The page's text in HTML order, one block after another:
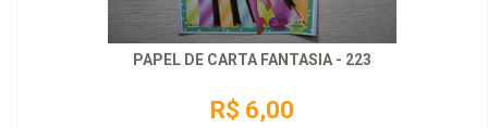
PAPEL DE CARTA FANTASIA - 223
R$ 6,00